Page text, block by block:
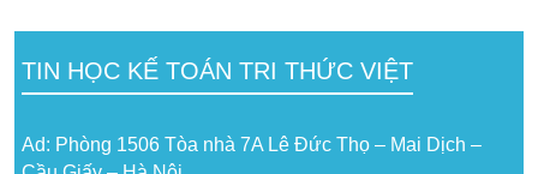
TIN HỌC KẾ TOÁN TRI THỨC VIỆT
Ad: Phòng 1506 Tòa nhà 7A Lê Đức Thọ – Mai Dịch –